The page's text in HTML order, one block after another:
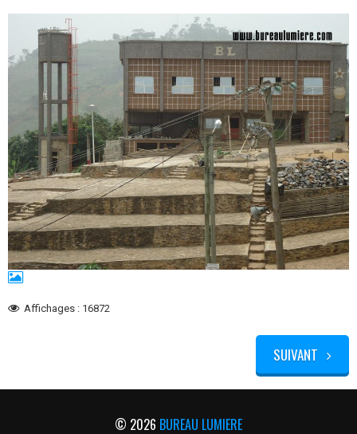
Affichages : 16872
SUIVANT
© 2026 BUREAU LUMIERE